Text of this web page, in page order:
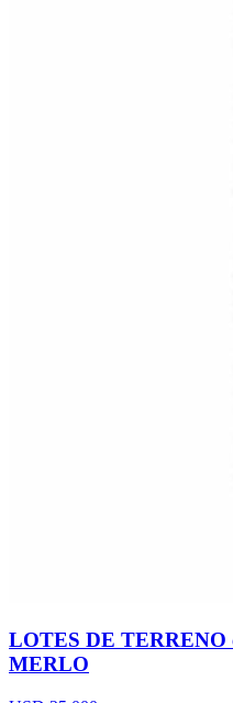
LOTES DE TERRENO
MERLO